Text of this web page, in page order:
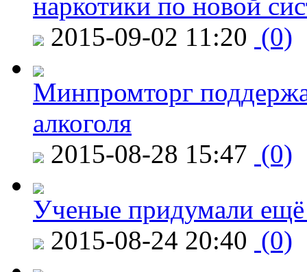
2015-09-02 11:20 (0)
Минпромторг
алкоголя
2015-08-28 15:47 (0)
Ученые придумали ещё
2015-08-24 20:40 (0)